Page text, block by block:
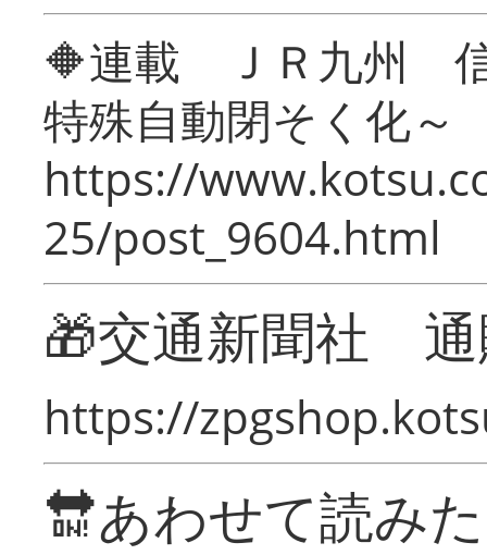
🔶連載 ＪＲ九州 信
特殊自動閉そく化～
https://
25/post_9604.html
🎁交通新聞社
https://
🔛あわせて読み